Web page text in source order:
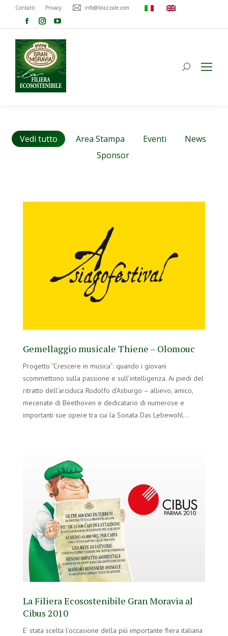
Contatti Privacy info@brazzale.com
Vedi tutto Area Stampa Eventi
News
Sponsor
Gemellaggio musicale Thiene – Olomouc
Progetto “Crescere in musica”: quando i giovani
scommettono sulla passione e sull’intelligenza. Ai piedi del
ritratto dell’arciduca Rodolfo d’Asburgo – allievo, amico,
mecenate di Beethoven e dedicatario di numerose e
importanti sue opere tra cui la Sonata Das Lebewohl…
La Filiera Ecosostenibile Gran Moravia al
Cibus 2010
E’ stata scelta l’occasione della più importante fiera italiana